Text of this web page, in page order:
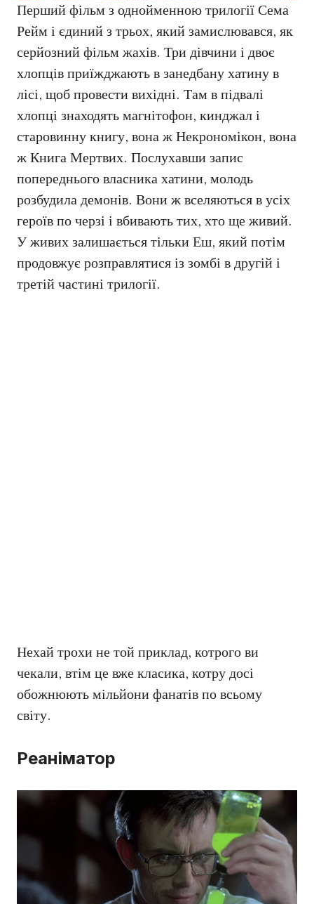
Перший фільм з однойменною трилогії Сема
Рейм і єдиний з трьох, який замислювався, як
серйозний фільм жахів. Три дівчини і двоє
хлопців приїжджають в занедбану хатину в
лісі, щоб провести вихідні. Там в підвалі
хлопці знаходять магнітофон, кинджал і
старовинну книгу, вона ж Некрономікон, вона
ж Книга Мертвих. Послухавши запис
попереднього власника хатини, молодь
розбудила демонів. Вони ж вселяються в усіх
героїв по черзі і вбивають тих, хто ще живий.
У живих залишається тільки Еш, який потім
продовжує розправлятися із зомбі в другій і
третій частині трилогії.
Нехай трохи не той приклад, котрого ви
чекали, втім це вже класика, котру досі
обожнюють мільйони фанатів по всьому
світу.
Реаніматор